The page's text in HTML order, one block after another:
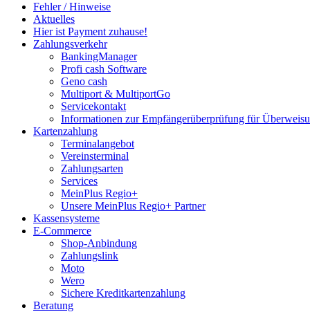
Fehler / Hinweise
Aktuelles
Hier ist Payment zuhause!
Zahlungsverkehr
BankingManager
Profi cash Software
Geno cash
Multiport & MultiportGo
Servicekontakt
Informationen zur Empfängerüberprüfung für
Kartenzahlung
Terminalangebot
Vereinsterminal
Zahlungsarten
Services
MeinPlus Regio+
Unsere MeinPlus Regio+ Partner
Kassensysteme
E-Commerce
Shop-Anbindung
Zahlungslink
Moto
Wero
Sichere Kreditkartenzahlung
Beratung